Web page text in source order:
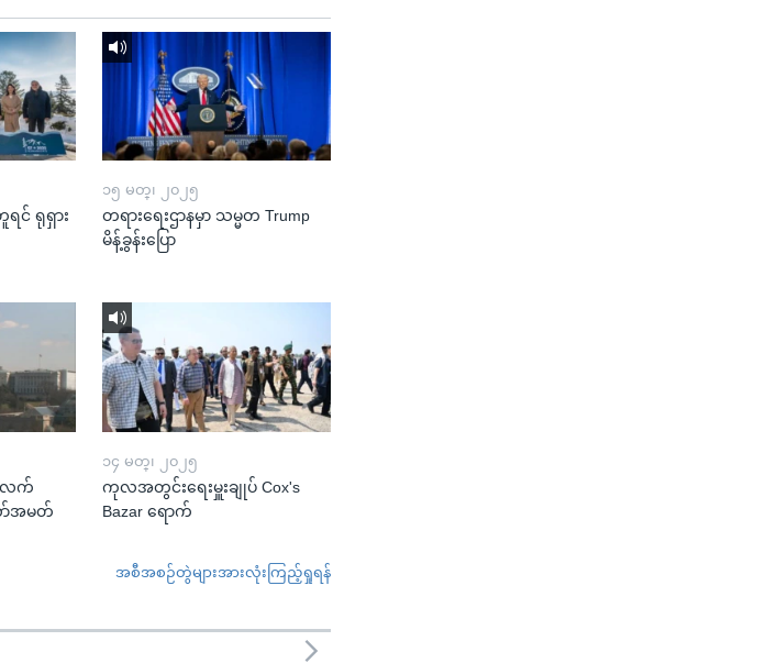
င် ရုရှား
၁၅ မတ္၊ ၂၀၂၅
တရားရေးဌာနမှာ သမ္မတ Trump
မိန့်ခွန်းပြော
လက်
အမတ်
၁၄ မတ္၊ ၂၀၂၅
ကုလအတွင်းရေးမှူးချုပ် Cox's
Bazar ရောက်
အစီအစဉ်တွဲများအားလုံးကြည့်ရှုရန်